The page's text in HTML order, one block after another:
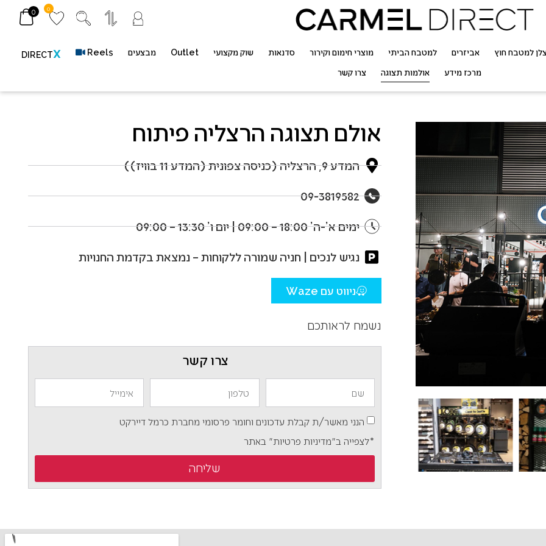
0
0
למטבח חוץ אביזרים למטבח הביתי מוצרי חימום וקירור סדנאות שוק מקצועי Outlet מבצעים Reels
DIRECTX
מרכז מידע אולמות תצוגה צרו קשר
אולם תצוגה הרצליה פיתוח
המדע 9, הרצליה (כניסה צפונית (המדע 11 בוויז))
09-3819582
ימים א’-ה’ 18:00 – 09:00 | יום ו’ 13:30 – 09:00
נגיש לנכים | חניה שמורה ללקוחות – נמצאת בקדמת החנויות
ניווט עם Waze
נשמח לראותכם
צרו קשר
הנני מאשר/ת קבלת עדכונים וחומר פרסומי מחברת כרמל דיירקט
*לצפייה ב"מדיניות פרטיות" באתר
שליחה